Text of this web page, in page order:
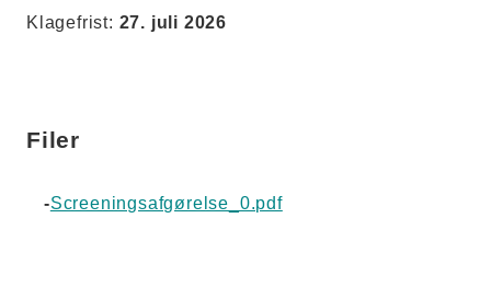
Klagefrist: 27. juli 2026
Filer
Screeningsafgørelse_0.pdf
-